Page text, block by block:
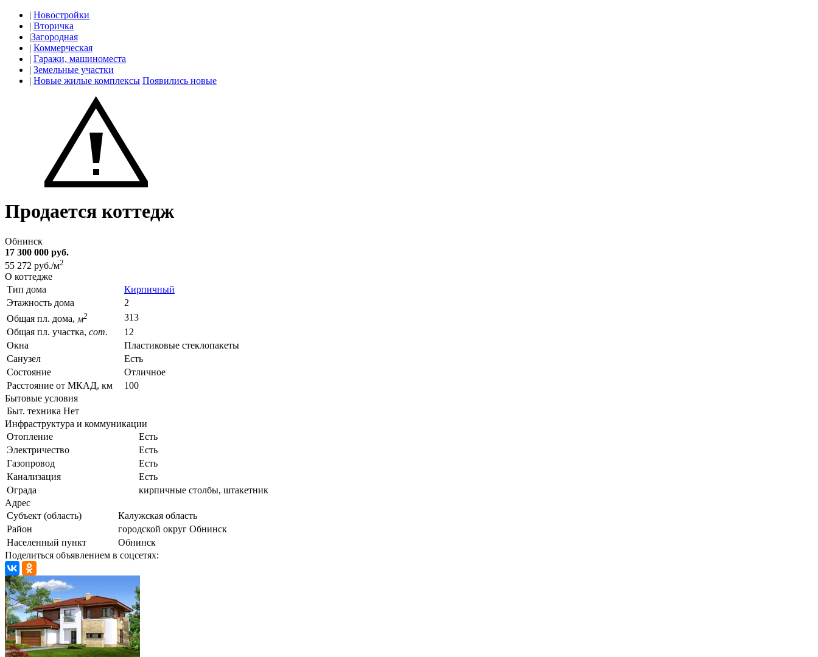
| Новостройки
| Вторичка
|Загородная
| Коммерческая
| Гаражи, машиноместа
| Земельные участки
| Новые жилые комплексы Появились новые
Продается коттедж
Обнинск
17 300 000 руб.
55 272 руб./м2
О коттедже
Тип дома
Кирпичный
Этажность дома
2
Общая пл. дома, м2
313
Общая пл. участка, сот.
12
Окна
Пластиковые стеклопакеты
Санузел
Есть
Состояние
Отличное
Расстояние от МКАД, км
100
Бытовые условия
Быт. техника Нет
Инфраструктура и коммуникации
Отопление
Есть
Электричество
Есть
Газопровод
Есть
Канализация
Есть
Ограда
кирпичные столбы, штакетник
Адрес
Субъект (область)
Калужская область
Район
городской округ Обнинск
Населенный пункт
Обнинск
Поделиться объявлением в соцсетях: